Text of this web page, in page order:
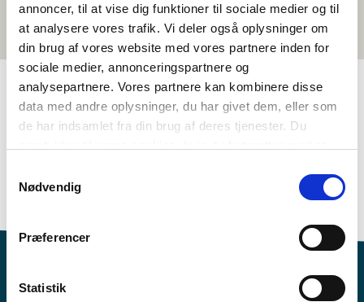
annoncer, til at vise dig funktioner til sociale medier og til
at analysere vores trafik. Vi deler også oplysninger om
din brug af vores website med vores partnere inden for
sociale medier, annonceringspartnere og
analysepartnere. Vores partnere kan kombinere disse
data med andre oplysninger, du har givet dem, eller som
de har indsamlet fra din brug af deres tjenester. Du
Nødvendig
Præferencer
Statistik
TAGS
>3 skuletimar